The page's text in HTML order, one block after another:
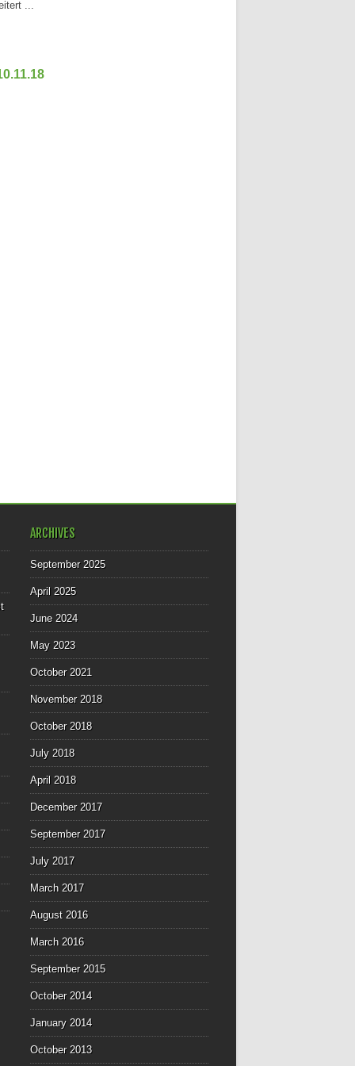
...
ARCHIVES
September 2025
April 2025
June 2024
May 2023
October 2021
November 2018
October 2018
July 2018
April 2018
December 2017
September 2017
July 2017
March 2017
August 2016
March 2016
September 2015
October 2014
January 2014
October 2013